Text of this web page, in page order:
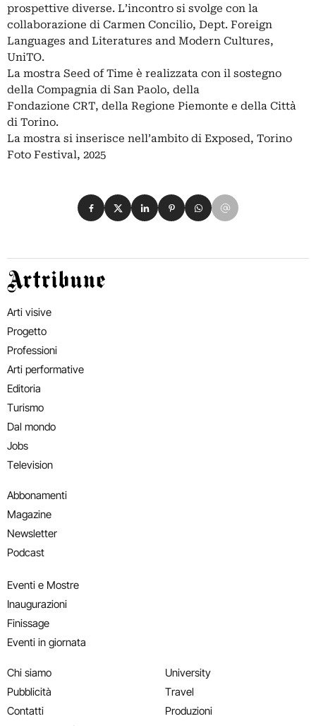
prospettive diverse. L’incontro si svolge con la
collaborazione di Carmen Concilio, Dept. Foreign
Languages and Literatures and Modern Cultures,
UniTO.
La mostra Seed of Time è realizzata con il sostegno
della Compagnia di San Paolo, della
Fondazione CRT, della Regione Piemonte e della Città
di Torino.
La mostra si inserisce nell’ambito di Exposed, Torino
Foto Festival, 2025
Condividi su Facebook
Condividi su X
Condividi su LinkedIn
Condividi su Pinterest
Condividi su WhatsApp
Condividi su Email
Artribune
Arti visive
Progetto
Professioni
Arti performative
Editoria
Turismo
Dal mondo
Jobs
Television
Abbonamenti
Magazine
Newsletter
Podcast
Eventi e Mostre
Inaugurazioni
Finissage
Eventi in giornata
Chi siamo
Pubblicità
Contatti
University
Travel
Produzioni